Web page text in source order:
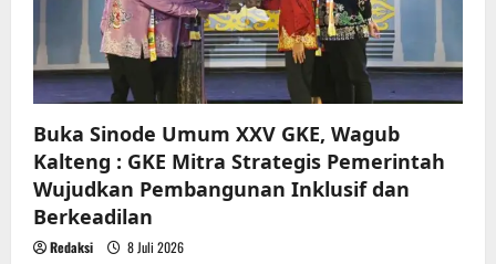
Buka Sinode Umum XXV GKE, Wagub
Kalteng : GKE Mitra Strategis Pemerintah
Wujudkan Pembangunan Inklusif dan
Berkeadilan
Redaksi 8 Juli 2026